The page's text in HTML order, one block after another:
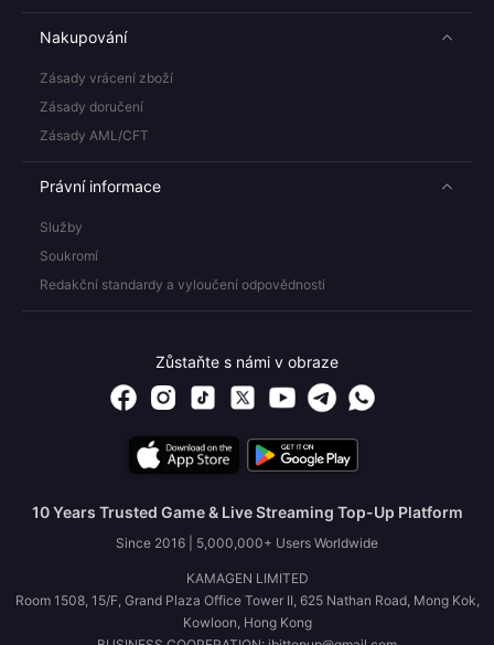
Nakupování
Zásady vrácení zboží
Zásady doručení
Zásady AML/CFT
Právní informace
Služby
Soukromí
Redakční standardy a vyloučení odpovědnosti
Zůstaňte s námi v obraze
10 Years Trusted Game & Live Streaming Top-Up Platform
Since 2016 | 5,000,000+ Users Worldwide
KAMAGEN LIMITED
Room 1508, 15/F, Grand Plaza Office Tower II, 625 Nathan Road, Mong Kok,
Kowloon, Hong Kong